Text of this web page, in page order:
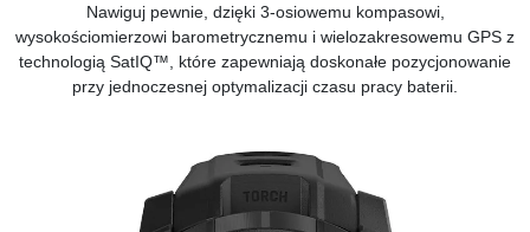
Nawiguj pewnie, dzięki 3-osiowemu kompasowi,
wysokościomierzowi barometrycznemu i wielozakresowemu GPS z
technologią SatIQ™, które zapewniają doskonałe pozycjonowanie
przy jednoczesnej optymalizacji czasu pracy baterii.